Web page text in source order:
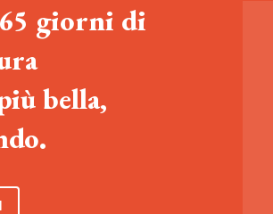
giorni di
bella,